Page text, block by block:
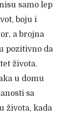
samo lep
boju i
a brojna
pozitivno da
života.
u domu
sa
života, kada